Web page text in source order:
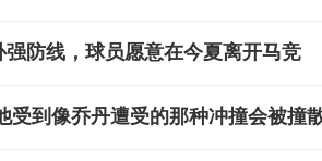
防线，球员愿意在今夏离开马竞
受到像乔丹遭受的那种冲撞会被撞